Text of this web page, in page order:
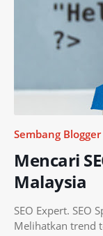
Sembang Blogger
Mencari
Malaysia
SEO Expert. SEO
Melihatkan trend